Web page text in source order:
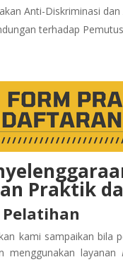
Anti-Diskriminasi
terhadap
Praktik
kami sampaikan bila
menggunakan layanan